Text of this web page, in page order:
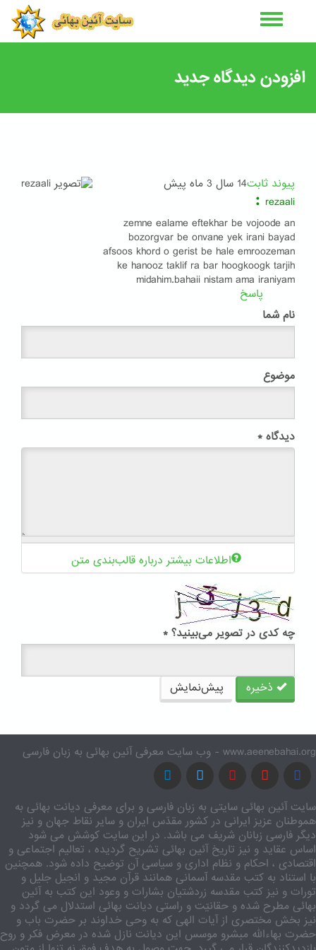
افزودن دیدگاه جدید
پیوند ثابت14 سال 3 ماه پیش
rezaali
:
zemne ealame eftekhar be vojoode an
bozorgvar be onvane yek irani bayad
afsoos khord o gerist be hale emroozeman
ke hanooz taklif ra bar hoogkoogk tarjih
midahim.bahaii nistam ama iraniyam
پاسخ
نام شما
موضوع
دیدگاه *
اطلاعات بیشتر درباره قالب‌بندی متن
چه کدی در تصویر می‌بینید؟ *
ذخیره پیش‌نمایش
www.aeenebahai.org - وب سایت معرفی آئین بهائی به زبان فارسی
سایت آئین بهائی سایتی به زبان فارسی و برای معرفی دیانت بهائی به
هموطنان عزیز ایرانی در کشور مقدّس ایران و سایر نقاط جهان و نیز
دیگر فارسی زبانان شریف می باشد. در این سایت کوشش می شود
اساس عقاید و نیز تاریخ آئین بهائی تشریح گردیده ، تعالیم اجتماعی و
اقتصادی ، احکام و نظام اداری و سیاسی آن توضیح داده شود. همچنین
با استناد به کتب مقدسه آسمانی همانند قرآن مجید و انجیل جلیل و
تورات و نیز کتب مقدسه زردشتیان بشارات و وعود این کتب به آئین
بهائی مطرح شده و حقانیّت و راستی دیانت بهائی استدلال می گردد و
نیز بخش مختصری از آیات الهی که به وحی خداوند بر حضرت باب و
حضرت بهاءالله مبشرو موسس این دیانت نازل شده در معرض فکر و روح